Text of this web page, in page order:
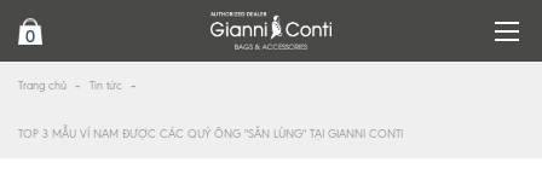
0
Trang chủ Tin tức
TOP 3 MẪU VÍ NAM ĐƯỢC CÁC QUÝ ÔNG "SĂN LÙNG" TẠI GIANNI CONTI